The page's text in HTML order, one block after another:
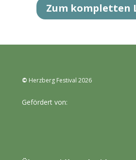
Zum kompletten
© Herzberg Festival 2026
Gefördert von: